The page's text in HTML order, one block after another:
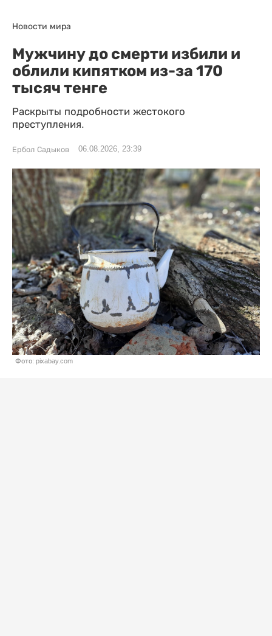
Новости мира
Мужчину до смерти избили и
облили кипятком из-за 170
тысяч тенге
Раскрыты подробности жестокого
преступления.
Ербол Садыков 06.08.2026, 23:39
Фото: pixabay.com